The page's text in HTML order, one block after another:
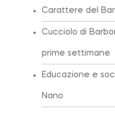
Carattere del
Cucciolo di
prime settimane
Educazione e
Nano